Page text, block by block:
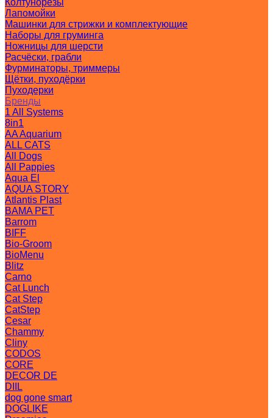
Колтунорезы
Лапомойки
Машинки для стрижки и комплектующие
Наборы для груминга
Ножницы для шерсти
Расчёски, грабли
Фурминаторы, триммеры
Щётки, пуходёрки
Пуходерки
Бренды
1 All Systems
8in1
AA Aquarium
ALL CATS
All Dogs
All Pappies
Aqua El
AQUA STORY
Atlantis Plast
BAMA PET
Barrom
BIFF
Bio-Groom
BioMenu
Blitz
Carno
Cat Lunch
Cat Step
CatStep
Cesar
Chammy
Cliny
CODOS
CORE
DECOR DE
DIIL
dog gone smart
DOGLIKE